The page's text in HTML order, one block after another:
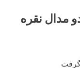
مدال نقره
گرفت